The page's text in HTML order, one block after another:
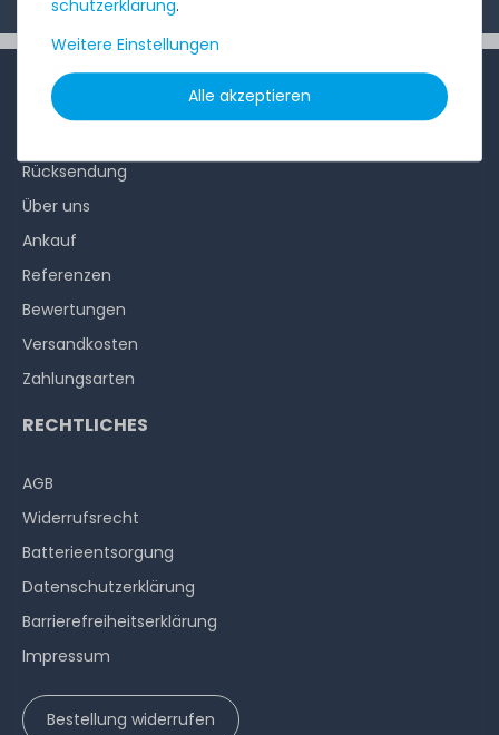
schutz­erklärung.
Weitere Einstellungen
Alle akzeptieren
INFORMATIONEN
Rücksendung
Über uns
Ankauf
Referenzen
Bewertungen
Versandkosten
Zahlungsarten
RECHTLICHES
AGB
Widerrufs­recht
Batterieentsorgung
Datenschutzerklärung
Barrierefreiheitserklärung
Impressum
Bestellung widerrufen